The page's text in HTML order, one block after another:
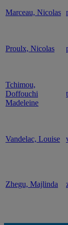
Marceau, Nicolas
Proulx, Nicolas
Tchimou,
Doffouchi
Madeleine
Vandelac, Louise
Zhegu, Majlinda